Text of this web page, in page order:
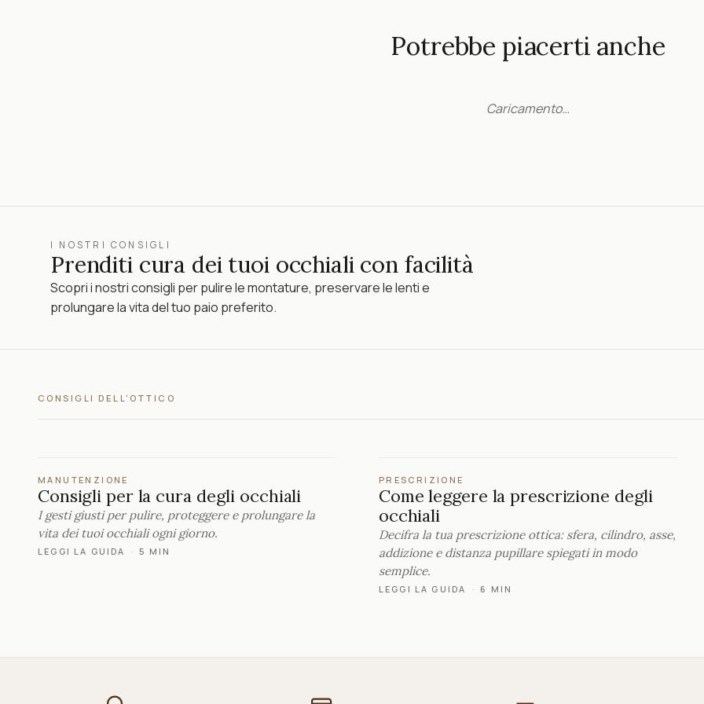
Potrebbe piacerti anche
Caricamento…
I NOSTRI CONSIGLI
Prenditi cura dei tuoi occhiali con facilità
Scopri i nostri consigli per pulire le montature, preservare le lenti e
prolungare la vita del tuo paio preferito.
CONSIGLI DELL'OTTICO
MANUTENZIONE
Consigli per la cura degli occhiali
I gesti giusti per pulire, proteggere e prolungare la
vita dei tuoi occhiali ogni giorno.
LEGGI LA GUIDA · 5 MIN
PRESCRIZIONE
Come leggere la prescrizione degli
occhiali
Decifra la tua prescrizione ottica: sfera, cilindro, asse,
addizione e distanza pupillare spiegati in modo
semplice.
LEGGI LA GUIDA · 6 MIN